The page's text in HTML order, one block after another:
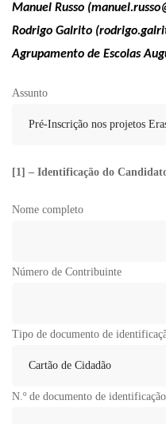
Manuel Russo
Rodrigo Galrito
Agrupamento de Escolas
Assunto
[1] – Identificação do
Nome completo
Número de Contribuinte
Tipo de documento de
N.º de documento de identificação